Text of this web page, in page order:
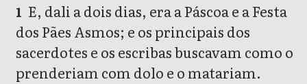
1 E, dali a dois dias, era a Páscoa e a Festa
dos Pães Asmos; e os principais dos
sacerdotes e os escribas buscavam como o
prenderiam com dolo e o matariam.